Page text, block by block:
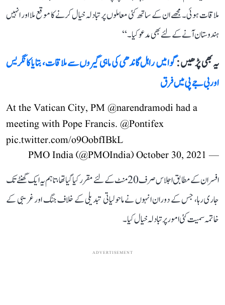
ملاقات ہوئی۔ مجھے ان کے ساتھ کئی معاملوں پر تبادلہ خیال کرنے کا موقع ملا اور انہیں
ہندوستان آنے کے لئے بھی مدعو کیا۔‘‘
یہ بھی پڑھیں :گوا میں راہل گاندھی کی ماہی گیروں سے ملاقات، بتایا کانگریس
اور بی جے پی میں فرق
At the Vatican City, PM @narendramodi had a
meeting with Pope Francis. @Pontifex
pic.twitter.com/o9OobfIBkL
— PMO India (@PMOIndia)
October 30, 2021
افسران کے مطابق اجلاس صرف 20 منٹ کے لئے مقرر کیا گیا تھا، تاہم یہ ایک گھنٹے تک
جاری رہا، جس کے دوران انہوں نے ماحولیاتی تبدیلی کے خلاف جنگ اور غریبی کے
خاتمہ سمیت کئی امور پر تبادلہ خیال کیا۔
ADVERTISEMENT